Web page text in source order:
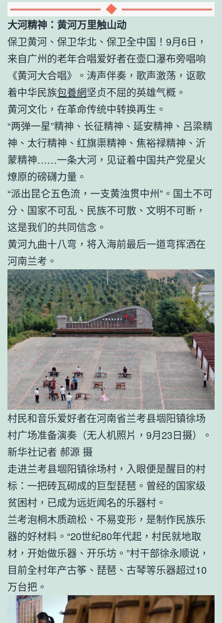
大河精神：黄河万里触山动
保卫黄河、保卫华北、保卫全中国！9月6日，
来自广州的老年合唱爱好者在壶口瀑布旁唱响
《黄河大合唱》。涛声伴奏，歌声激荡，讴歌
着中华民族包養網坚贞不屈的英雄气概。
黄河文化，在革命传统中转换再生。
“两弹一星”精神、长征精神、延安精神、吕梁精
神、太行精神、红旗渠精神、焦裕禄精神、沂
蒙精神……一条大河，见证着中国共产党星火
燎原的磅礴力量。
“派出昆仑五色流，一支黄浊贯中州”。国土不可
分、国家不可乱、民族不可散、文明不可断，
这是我们的共同信念。
黄河九曲十八弯，将入海前最后一道弯挥洒在
河南兰考。
村民和音乐爱好者在河南省兰考县堌阳镇徐场
村广场准备演奏（无人机照片，9月23日摄）。
新华社记者 郝源 摄
走进兰考县堌阳镇徐场村，入眼便是醒目的村
标：一把砖瓦砌成的巨型琵琶。曾经的国家级
贫困村，已成为远近闻名的乐器村。
兰考泡桐木质疏松、不易变形，是制作民族乐
器的好材料。“20世纪80年代起，村民就地取
材，开始做乐器、开乐坊。”村干部徐永顺说，
目前全村年产古筝、琵琶、古琴等乐器超过10
万台把。